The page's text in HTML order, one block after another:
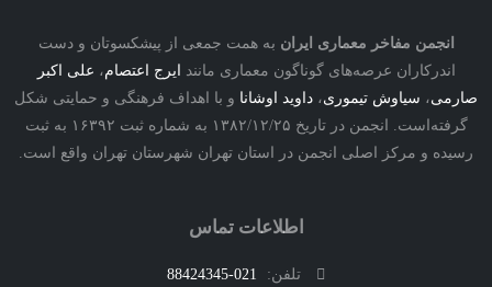
مفاخر معماری ایرانبه همت جمعی از پیشکسوتان و دست
عرصه‌های گوناگون معماری مانندایرج اعتصام،علی اکبر
،سیاوش تیموری،داوید اوشانا و با اهداف فرهنگی و حمایتی شکل
گرفته‌است. انجمن در تاریخ ۱۳۸۲/۱۲/۲۵ به شماره ثبت ۱۶۳۹۲ به ثبت
و مرکز اصلی انجمن در استان تهران شهرستان تهران واقع است.
اطلاعات تماس
تلفن:
021-88424345